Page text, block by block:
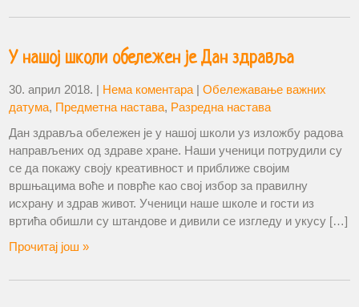
У нашој школи обележен је Дан здравља
30. април 2018. | Нема коментара |Обележавање важних
датума, Предметна настава, Разредна настава
Дан здравља обележен је у нашој школи уз изложбу радова
направљених од здраве хране. Наши ученици потрудили су
се да покажу своју креативност и приближе својим
вршњацима воће и поврће као свој избор за правилну
исхрану и здрав живот. Ученици наше школе и гости из
вртића обишли су штандове и дивили се изгледу и укусу […]
Прочитај још »